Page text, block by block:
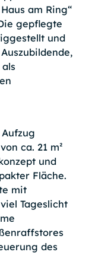
am Ring“
gepflegte
und
ca. 21 m²
und
Fläche.
mit
Tageslicht
des